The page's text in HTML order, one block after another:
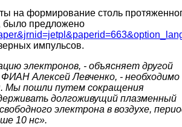
на формирование столь
было предложено
импульсов.
электронов, - объясняет другой
Алексей Левченко, - необходимо
Мы пошли путем сокращения
долгоживущий плазменный
электрона в воздухе,
10 нс».